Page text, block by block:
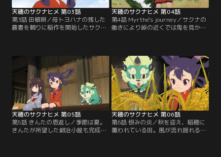
天穂のサクナヒメ 第03話
第3話 田植唄／母トヨハナの残した
農書を頼りに稲作を開始したサク
不十分で一向に改善しない生活と、
途方もない米作りへの道のりに、サ
クナは嫌気がさして逃げだしそうに
なってしまう。
天穂のサクナヒメ 第04話
第4話 Myrthe`s journey／サクナの
働きにより峠の近くでは鬼を見かけ
けもできる。ただ、稲作の方はどう
しても人手が足りない。そこでアシ
グモに相談し、沢の近くにすんでい
るという河童達に協力を仰ごうとす
る。しかし、ミルテを見た河童は…
天穂のサクナヒメ 第05話
第5話 きんたの恩返し／季節は夏。
きんたが所望した鍛冶小屋も完成し
天穂のサクナヒメ 第06話
第6話 恨みの炎／秋を迎え、稲穂に
覆われている田。風が流れ揺れる稲
穂。喜ぶサクナを前に、田右衛門は